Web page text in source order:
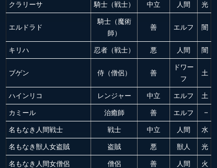
クラリーサ 騎士（戦士） 中立 人間 光
エルドラド
騎士（魔術
師）
善 エルフ 闇
キリハ 忍者（戦士） 悪 人間 闇
ブゲン 侍（僧侶） 善
ドワー
フ
土
ハインリコ レンジャー 中立 エルフ 土
カミール 治癒師 善 エルフ –
名もなき人間戦士 戦士 中立 人間 水
名もなき獣人女盗賊 盗賊 悪 獣人 光
名もなき人間女僧侶 僧侶 善 人間 火